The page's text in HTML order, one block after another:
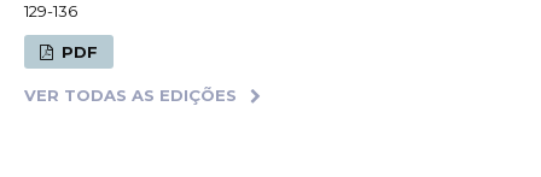
129-136
PDF
VER TODAS AS EDIÇÕES